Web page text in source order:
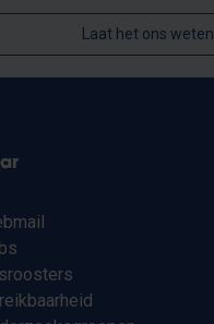
Laat het ons weten